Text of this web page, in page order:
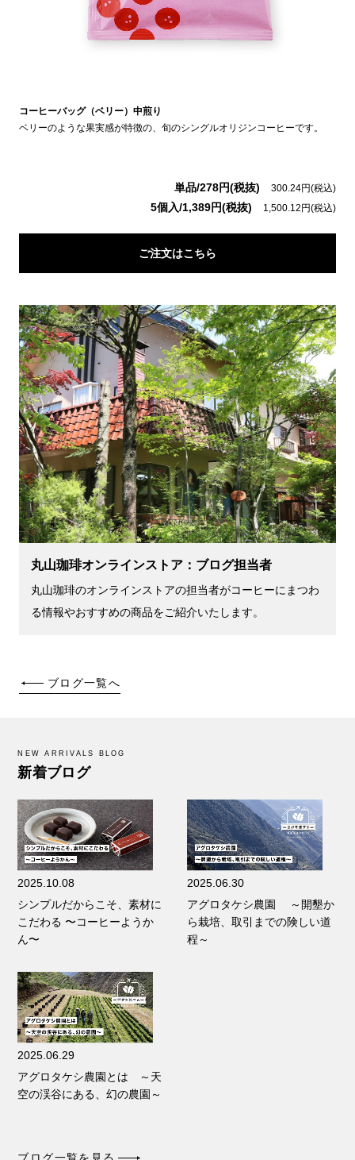
コーヒーバッグ（ベリー）中煎り
ベリーのような果実感が特徴の、旬のシングルオリジンコーヒーです。
単品/278円(税抜) 300.24円(税込)
5個入/1,389円(税抜) 1,500.12円(税込)
ご注文はこちら
丸山珈琲オンラインストア：ブログ担当者
丸山珈琲のオンラインストアの担当者がコーヒーにまつわ
る情報やおすすめの商品をご紹介いたします。
ブログ一覧へ
NEW ARRIVALS BLOG
新着ブログ
2025.10.08
シンプルだからこそ、素材に
こだわる 〜コーヒーようか
ん〜
2025.06.30
アグロタケシ農園 ～開墾か
ら栽培、取引までの険しい道
程～
2025.06.29
アグロタケシ農園とは ～天
空の渓谷にある、幻の農園～
ブログ一覧を見る